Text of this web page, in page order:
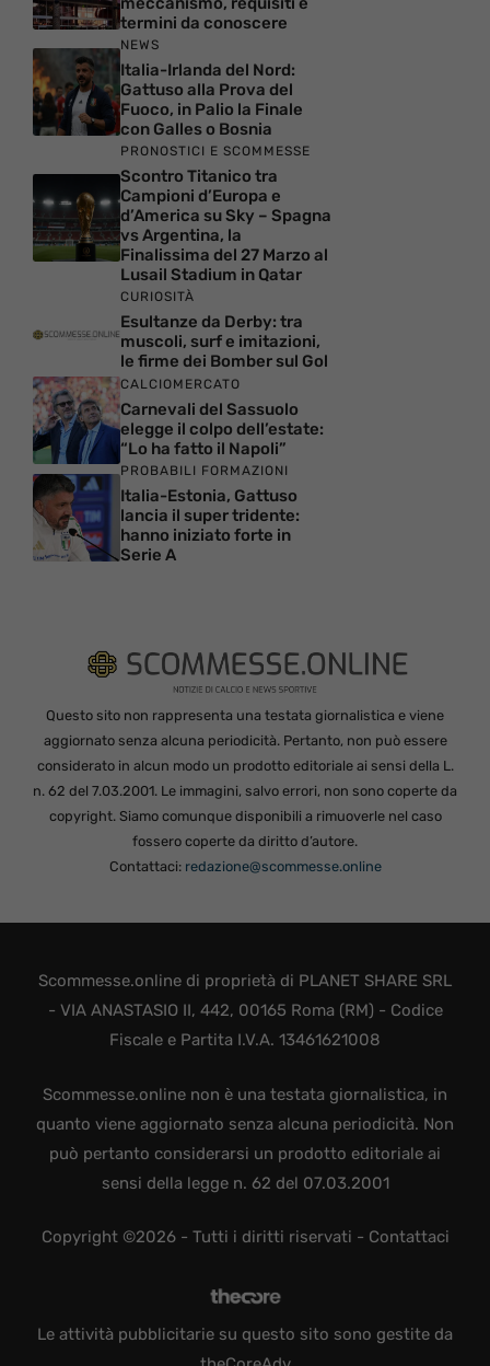
termini da conoscere
NEWS
Italia-Irlanda del Nord:
Gattuso alla Prova del
Fuoco, in Palio la Finale
con Galles o Bosnia
PRONOSTICI E SCOMMESSE
Scontro Titanico tra
Campioni d’Europa e
d’America su Sky – Spagna
vs Argentina, la
Finalissima del 27 Marzo al
Lusail Stadium in Qatar
CURIOSITÀ
Esultanze da Derby: tra
muscoli, surf e imitazioni,
le firme dei Bomber sul Gol
CALCIOMERCATO
Carnevali del Sassuolo
elegge il colpo dell’estate:
“Lo ha fatto il Napoli”
PROBABILI FORMAZIONI
Italia-Estonia, Gattuso
lancia il super tridente:
hanno iniziato forte in
Serie A
Questo sito non rappresenta una testata giornalistica e viene
aggiornato senza alcuna periodicità. Pertanto, non può essere
considerato in alcun modo un prodotto editoriale ai sensi della L.
n. 62 del 7.03.2001. Le immagini, salvo errori, non sono coperte da
copyright. Siamo comunque disponibili a rimuoverle nel caso
fossero coperte da diritto d’autore.
Contattaci: redazione@scommesse.online
Scommesse.online di proprietà di PLANET SHARE SRL
- VIA ANASTASIO II, 442, 00165 Roma (RM) - Codice
Fiscale e Partita I.V.A. 13461621008
Scommesse.online non è una testata giornalistica, in
quanto viene aggiornato senza alcuna periodicità. Non
può pertanto considerarsi un prodotto editoriale ai
sensi della legge n. 62 del 07.03.2001
Copyright ©2026 - Tutti i diritti riservati - Contattaci
Le attività pubblicitarie su questo sito sono gestite da